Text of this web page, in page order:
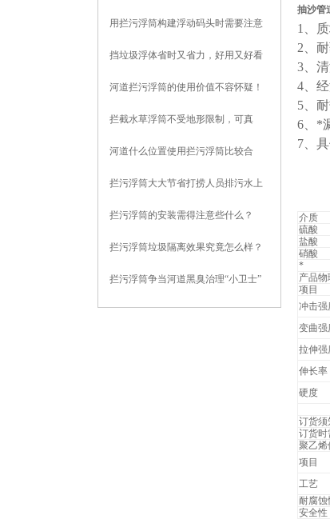
用拦污浮筒构建浮动码头时需要注意
挡垃圾浮体省时又省力，好用又好看
河道拦污浮筒的使用价值不容怀疑！
拦截水草浮筒不受地形限制，可真
河道什么位置使用拦污浮筒比较合
拦污浮筒大大节省打捞人员排污水上
拦污浮筒的安装需得注意些什么？
拦污浮筒垃圾隔离效果究竟怎么样？
拦污浮筒争当河道黑臭治理“小卫士”
抽沙管
1、
2、
3、
4、
5、
6、*
7、
介质
硫酸
盐酸
硝酸
*
产品物
项目
冲击强
变曲强
拉伸强
伸长率
硬度
订货须
订货时
聚乙烯
项目
工艺
耐腐蚀
安全性